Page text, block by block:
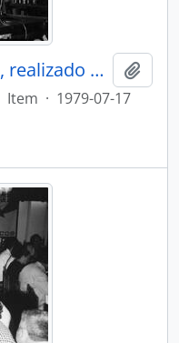
Comício político do CDS, realizado em Oliveira de Azeméis
Item · 1979-07-17